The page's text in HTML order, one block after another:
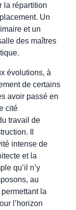
la répartition
Un
et un
des maîtres
évolutions, à
de certains
avoir passé en
cité
travail de
Il
intense de
et la
qu’il n’y
au
la
l’horizon